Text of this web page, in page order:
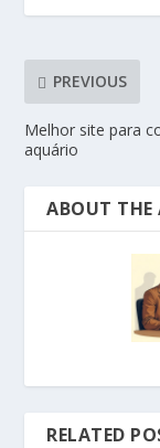
PREVIOUS
Melhor site para
aquário
ABOUT THE
RELATED